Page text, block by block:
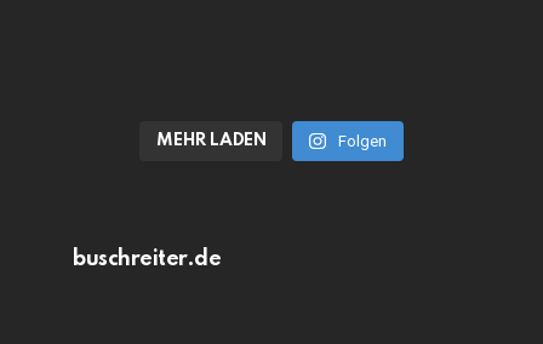
MEHR LADEN Folgen
buschreiter.de